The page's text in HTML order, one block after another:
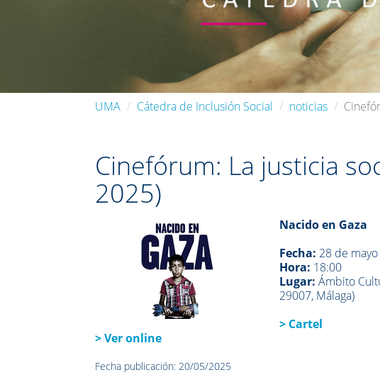
UMA Cátedra de Inclusión Social noticias
Cinefórum: La justicia
2025)
Nacido en Gaza
Fecha: 28 de
Hora: 18:00
Lugar: Ámbito
29007, Málaga)
> Cartel
> Ver online
Fecha publicación: 20/05/2025